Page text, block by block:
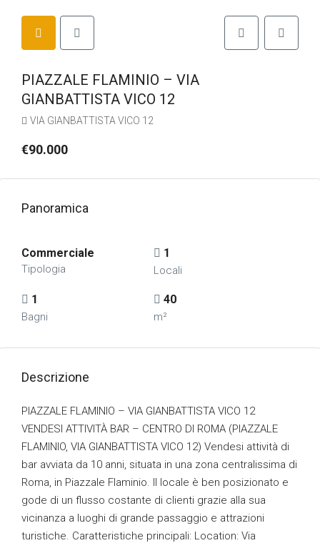
PIAZZALE FLAMINIO – VIA
GIANBATTISTA VICO 12
VIA GIANBATTISTA VICO 12
€90.000
Panoramica
Commerciale
Tipologia
1
Locali
1
Bagni
40
m²
Descrizione
PIAZZALE FLAMINIO – VIA GIANBATTISTA VICO 12
VENDESI ATTIVITÀ BAR – CENTRO DI ROMA (PIAZZALE
FLAMINIO, VIA GIANBATTISTA VICO 12) Vendesi attività di
bar avviata da 10 anni, situata in una zona centralissima di
Roma, in Piazzale Flaminio. Il locale è ben posizionato e
gode di un flusso costante di clienti grazie alla sua
vicinanza a luoghi di grande passaggio e attrazioni
turistiche. Caratteristiche principali: Location: Via